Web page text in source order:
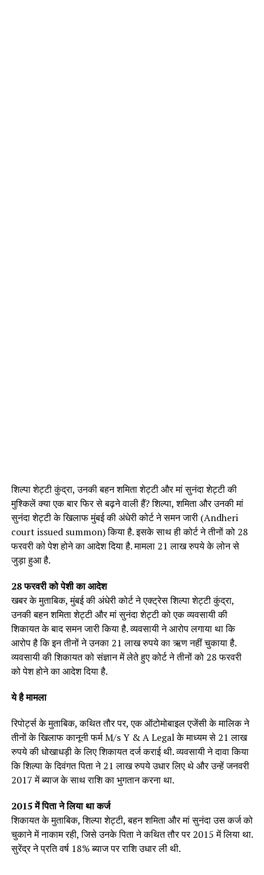
शिल्पा शेट्टी कुंद्रा, उनकी बहन शमिता शेट्टी और मां सुनंदा शेट्टी की
मुश्किलें क्या एक बार फिर से बढ़ने वाली हैं? शिल्पा, शमिता और उनकी मां
सुनंदा शेट्टी के खिलाफ मुंबई की अंधेरी कोर्ट ने समन जारी (Andheri
court issued summon) किया है. इसके साथ ही कोर्ट ने तीनों को 28
फरवरी को पेश होने का आदेश दिया है. मामला 21 लाख रुपये के लोन से
जुड़ा हुआ है.
28 फरवरी को पेशी का आदेश
खबर के मुताबिक, मुंबई की अंधेरी कोर्ट ने एक्ट्रेस शिल्पा शेट्टी कुंद्रा,
उनकी बहन शमिता शेट्टी और मां सुनंदा शेट्टी को एक व्यवसायी की
शिकायत के बाद समन जारी किया है. व्यवसायी ने आरोप लगाया था कि
आरोप है कि इन तीनों ने उनका 21 लाख रुपये का ऋण नहीं चुकाया है.
व्यवसायी की शिकायत को संज्ञान में लेते हुए कोर्ट ने तीनों को 28 फरवरी
को पेश होने का आदेश दिया है.
ये है मामला
रिपोर्ट्स के मुताबिक, कथित तौर पर, एक ऑटोमोबाइल एजेंसी के मालिक ने
तीनों के खिलाफ कानूनी फर्म M/s Y & A Legal के माध्यम से 21 लाख
रुपये की धोखाधड़ी के लिए शिकायत दर्ज कराई थी. व्यवसायी ने दावा किया
कि शिल्पा के दिवंगत पिता ने 21 लाख रुपये उधार लिए थे और उन्हें जनवरी
2017 में ब्याज के साथ राशि का भुगतान करना था.
2015 में पिता ने लिया था कर्ज
शिकायत के मुताबिक, शिल्पा शेट्टी, बहन शमिता और मां सुनंदा उस कर्ज को
चुकाने में नाकाम रही, जिसे उनके पिता ने कथित तौर पर 2015 में लिया था.
सुरेंद्र ने प्रति वर्ष 18% ब्याज पर राशि उधार ली थी.